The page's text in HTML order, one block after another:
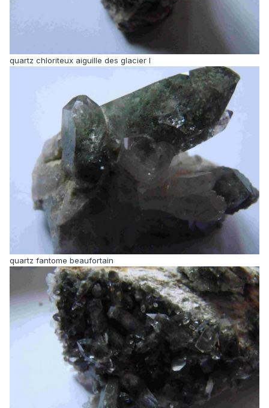
quartz chloriteux aiguille des glacier l
quartz fantome beaufortain